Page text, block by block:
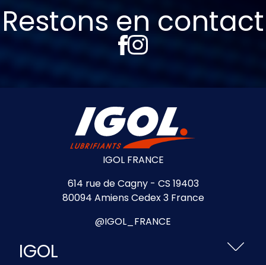
Restons en contact
IGOL FRANCE
614 rue de Cagny - CS 19403
80094 Amiens Cedex 3 France
@IGOL_FRANCE
IGOL